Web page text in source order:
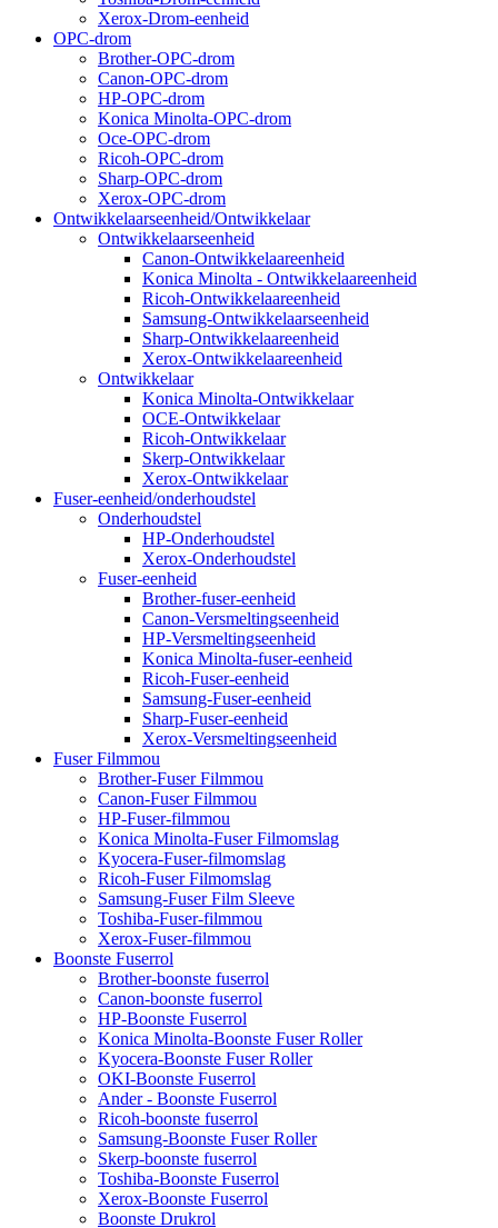
Xerox-Drom-eenheid
OPC-drom
Brother-OPC-drom
Canon-OPC-drom
HP-OPC-drom
Konica Minolta-OPC-drom
Oce-OPC-drom
Ricoh-OPC-drom
Sharp-OPC-drom
Xerox-OPC-drom
Ontwikkelaarseenheid/Ontwikkelaar
Ontwikkelaarseenheid
Canon-Ontwikkelaareenheid
Konica Minolta - Ontwikkelaareenheid
Ricoh-Ontwikkelaareenheid
Samsung-Ontwikkelaarseenheid
Sharp-Ontwikkelaareenheid
Xerox-Ontwikkelaareenheid
Ontwikkelaar
Konica Minolta-Ontwikkelaar
OCE-Ontwikkelaar
Ricoh-Ontwikkelaar
Skerp-Ontwikkelaar
Xerox-Ontwikkelaar
Fuser-eenheid/onderhoudstel
Onderhoudstel
HP-Onderhoudstel
Xerox-Onderhoudstel
Fuser-eenheid
Brother-fuser-eenheid
Canon-Versmeltingseenheid
HP-Versmeltingseenheid
Konica Minolta-fuser-eenheid
Ricoh-Fuser-eenheid
Samsung-Fuser-eenheid
Sharp-Fuser-eenheid
Xerox-Versmeltingseenheid
Fuser Filmmou
Brother-Fuser Filmmou
Canon-Fuser Filmmou
HP-Fuser-filmmou
Konica Minolta-Fuser Filmomslag
Kyocera-Fuser-filmomslag
Ricoh-Fuser Filmomslag
Samsung-Fuser Film Sleeve
Toshiba-Fuser-filmmou
Xerox-Fuser-filmmou
Boonste Fuserrol
Brother-boonste fuserrol
Canon-boonste fuserrol
HP-Boonste Fuserrol
Konica Minolta-Boonste Fuser Roller
Kyocera-Boonste Fuser Roller
OKI-Boonste Fuserrol
Ander - Boonste Fuserrol
Ricoh-boonste fuserrol
Samsung-Boonste Fuser Roller
Skerp-boonste fuserrol
Toshiba-Boonste Fuserrol
Xerox-Boonste Fuserrol
Boonste Drukrol